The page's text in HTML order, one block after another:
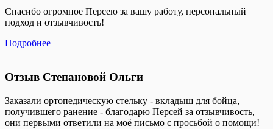
Спасибо огромное Персею за вашу работу, персональный
подход и отзывчивость!
Подробнее
Отзыв Степановой Ольги
Заказали ортопедическую стельку - вкладыш для бойца,
получившего ранение - благодарю Персей за отзывчивость,
они первыми ответили на моё письмо с просьбой о помощи!